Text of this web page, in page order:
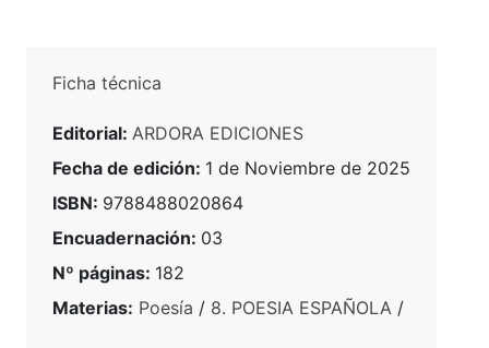
Ficha técnica
Editorial: ARDORA EDICIONES
Fecha de edición: 1 de Noviembre de 2025
ISBN: 9788488020864
Encuadernación: 03
Nº páginas: 182
Materias: Poesía / 8. POESIA ESPAÑOLA /